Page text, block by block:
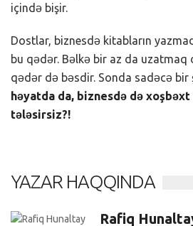
içində bişir.
Dostlar, biznesdə kitabların
bu qədər. Bəlkə bir az da uzatmaq
qədər də bəsdir. Sonda sadəcə bir
həyatda da, biznesdə də
tələsirsiz?!
YAZAR HAQQINDA
Rafiq